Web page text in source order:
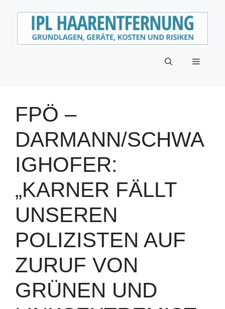
Menü
FPÖ –
DARMANN/SCHWA
IGHOFER:
„KARNER FÄLLT
UNSEREN
POLIZISTEN AUF
ZURUF VON
GRÜNEN UND